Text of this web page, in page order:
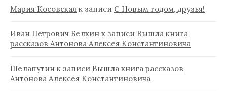
Мария Косовская к записи С Новым годом, друзья!
Иван Петрович Белкин к записи Вышла книга
рассказов Антонова Алексея Константиновича
Шелапутин к записи Вышла книга рассказов
Антонова Алексея Константиновича